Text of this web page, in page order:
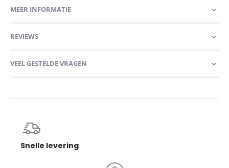
MEER INFORMATIE
REVIEWS
VEEL GESTELDE VRAGEN
Snelle levering